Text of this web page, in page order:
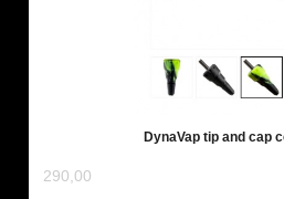
DynaVap tip and cap
290,00